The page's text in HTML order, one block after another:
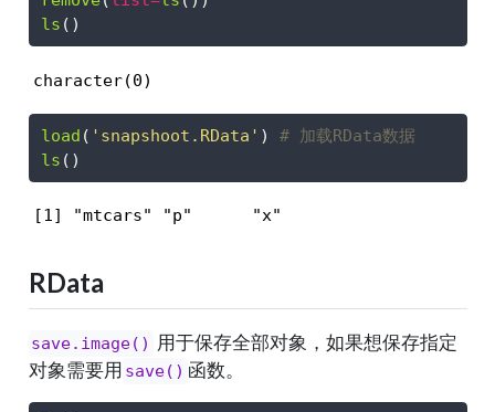
ls ()
character(0)
load ( 'snapshoot.RData' ) # 加载RData数据
ls ()
[1] "mtcars" "p"      "x"
RData
save.image()
用于保存全部对象，如果想保存指定
对象需要用 save() 函数。